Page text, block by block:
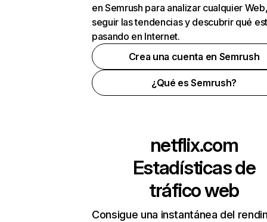
en Semrush para analizar cualquier
seguir las tendencias y descubrir qué
pasando en Internet.
Crea una cuenta en Semrush
¿Qué es Semrush?
netflix.com
Estadísticas de
tráfico web
Consigue una instantánea del